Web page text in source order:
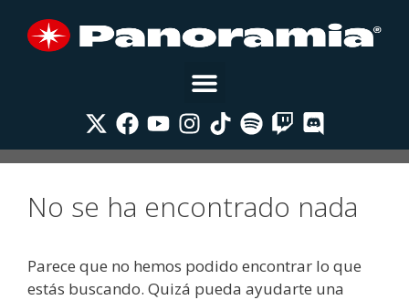
No se ha encontrado nada
Parece que no hemos podido encontrar lo que
estás buscando. Quizá pueda ayudarte una